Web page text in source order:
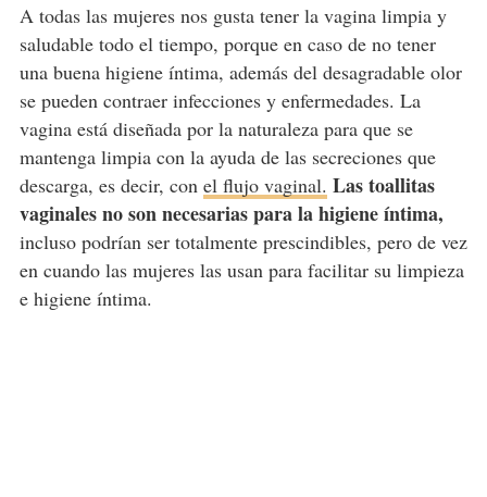
A todas las mujeres nos gusta tener la vagina limpia y
saludable todo el tiempo, porque en caso de no tener
una buena higiene íntima, además del desagradable olor
se pueden contraer infecciones y enfermedades. La
vagina está diseñada por la naturaleza para que se
mantenga limpia con la ayuda de las secreciones que
descarga, es decir, con el flujo vaginal. Las toallitas
vaginales no son necesarias para la higiene íntima,
incluso podrían ser totalmente prescindibles, pero de vez
en cuando las mujeres las usan para facilitar su limpieza
e higiene íntima.